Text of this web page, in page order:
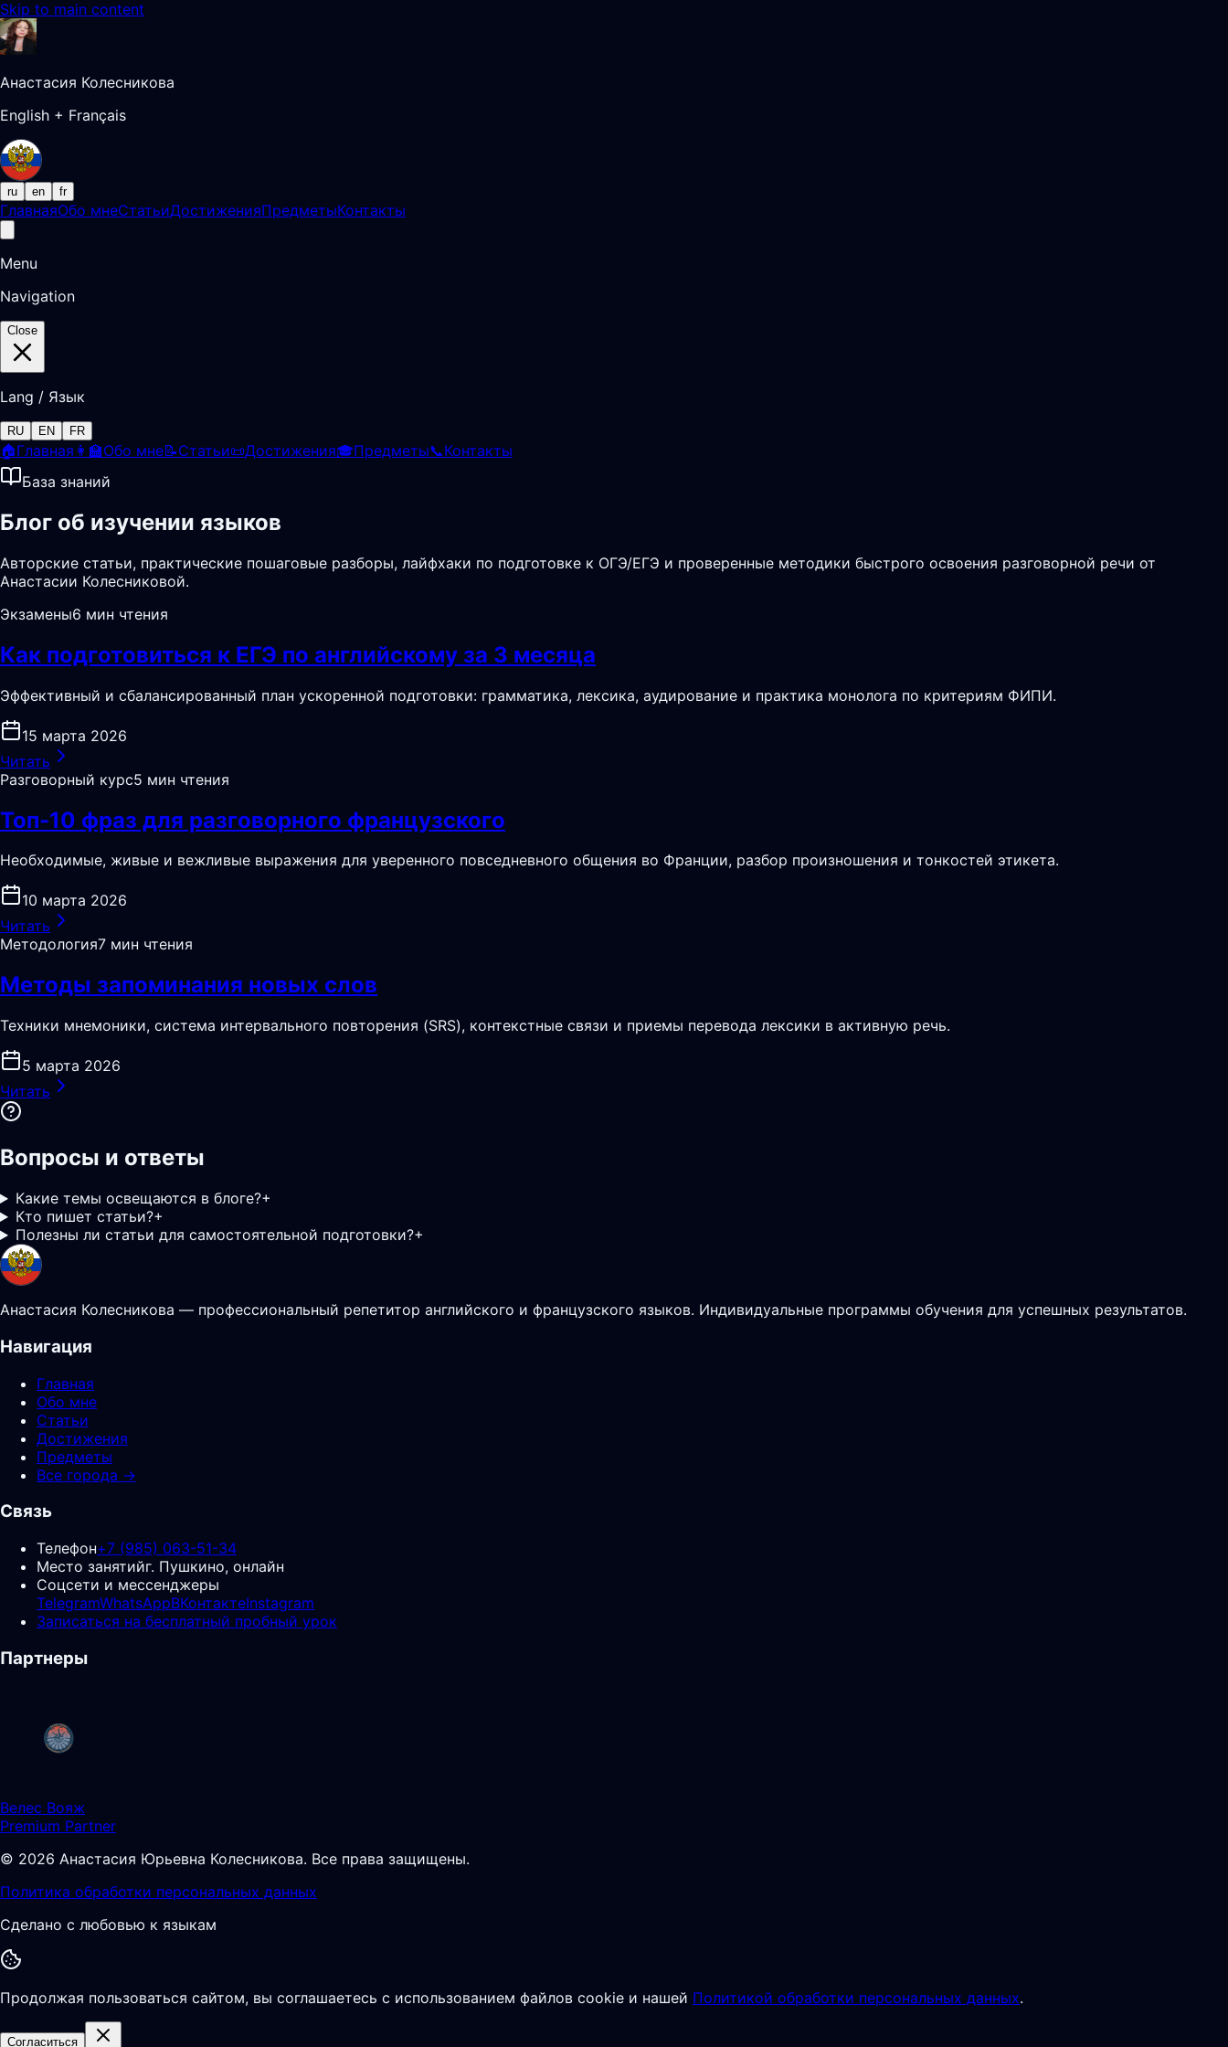
Skip to main content
Анастасия Колесникова
English + Français
ru en fr
ГлавнаяОбо мнеСтатьиДостиженияПредметыКонтакты
Menu
Navigation
Close
Lang / Язык
RU EN FR
🏠Главная 👩‍🏫Обо мне📝Статьи📜Достижения🎓Предметы📞Контакты
База знаний
Блог об изучении языков
Авторские статьи, практические пошаговые разборы, лайфхаки по подготовке к ОГЭ/ЕГЭ и проверенные методики быстрого освоения разговорной речи от
Анастасии Колесниковой.
Экзамены6 мин чтения
Как подготовиться к ЕГЭ по английскому за 3 месяца
Эффективный и сбалансированный план ускоренной подготовки: грамматика, лексика, аудирование и практика монолога по критериям ФИПИ.
15 марта 2026
Читать
Разговорный курс5 мин чтения
Топ-10 фраз для разговорного французского
Необходимые, живые и вежливые выражения для уверенного повседневного общения во Франции, разбор произношения и тонкостей этикета.
10 марта 2026
Читать
Методология7 мин чтения
Методы запоминания новых слов
Техники мнемоники, система интервального повторения (SRS), контекстные связи и приемы перевода лексики в активную речь.
5 марта 2026
Читать
Вопросы и ответы
Какие темы освещаются в блоге?+
Кто пишет статьи?+
Полезны ли статьи для самостоятельной подготовки?+
Анастасия Колесникова — профессиональный репетитор английского и французского языков. Индивидуальные программы обучения для успешных результатов.
Навигация
Главная
Обо мне
Статьи
Достижения
Предметы
Все города →
Связь
Телефон+7 (985) 063-51-34
Место занятийг. Пушкино, онлайн
Соцсети и мессенджеры
TelegramWhatsAppВКонтактеInstagram
Записаться на бесплатный пробный урок
Партнеры
Велес Вояж
Premium Partner
© 2026 Анастасия Юрьевна Колесникова. Все права защищены.
Политика обработки персональных данных
Сделано с любовью к языкам
Продолжая пользоваться сайтом, вы соглашаетесь с использованием файлов cookie и нашей Политикой обработки персональных данных.
Согласиться